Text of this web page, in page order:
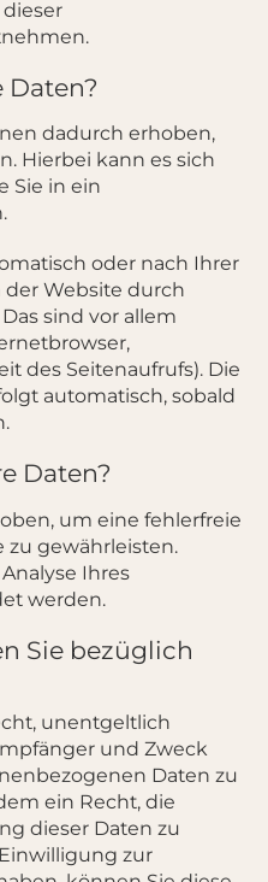
Daten?
dadurch erhoben,
Hierbei kann es sich
Sie in ein
oder nach Ihrer
Website durch
sind vor allem
des Seitenaufrufs). Die
automatisch, sobald
Daten?
um eine fehlerfreie
zu gewährleisten.
Ihres
werden.
Sie bezüglich
unentgeltlich
und Zweck
Daten zu
ein Recht, die
dieser Daten zu
zur